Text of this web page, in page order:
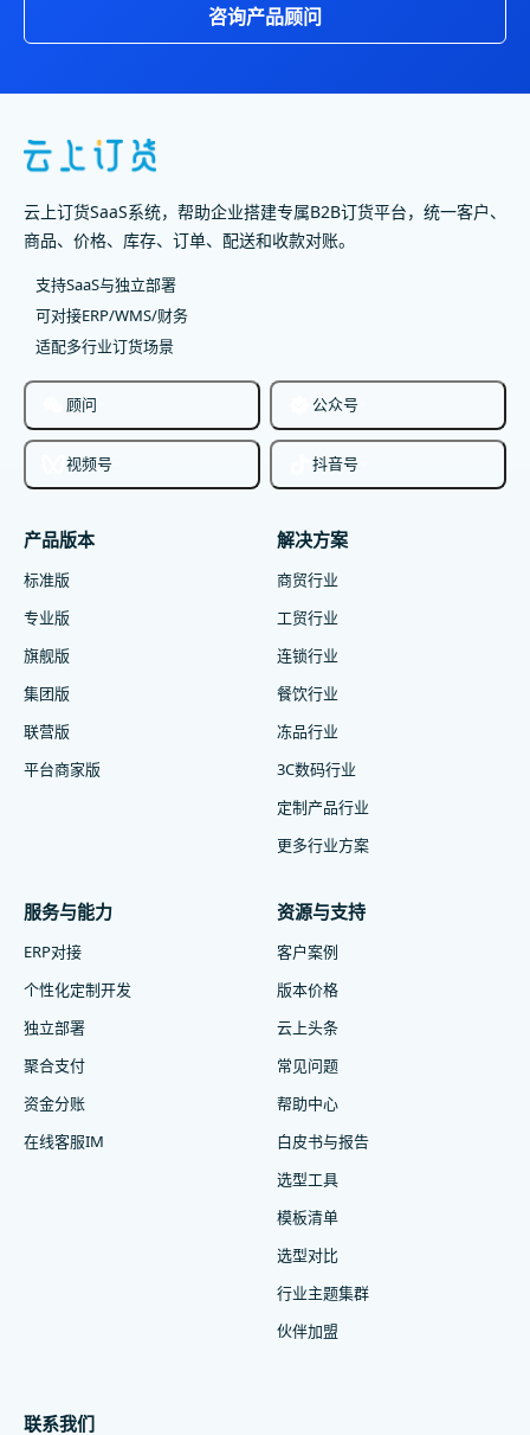
咨询产品顾问
云上订货SaaS系统，帮助企业搭建专属B2B订货平台，统一客户、
商品、价格、库存、订单、配送和收款对账。
支持SaaS与独立部署
可对接ERP/WMS/财务
适配多行业订货场景
顾问 公众号
视频号 抖音号
产品版本
标准版
专业版
旗舰版
集团版
联营版
平台商家版
解决方案
商贸行业
工贸行业
连锁行业
餐饮行业
冻品行业
3C数码行业
定制产品行业
更多行业方案
服务与能力
ERP对接
个性化定制开发
独立部署
聚合支付
资金分账
在线客服IM
资源与支持
客户案例
版本价格
云上头条
常见问题
帮助中心
白皮书与报告
选型工具
模板清单
选型对比
行业主题集群
伙伴加盟
联系我们